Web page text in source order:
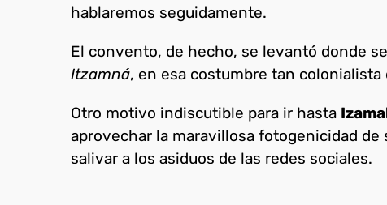
hablaremos seguidamente.
El convento, de hecho, se levantó donde
Itzamná, en esa costumbre tan
Otro motivo indiscutible para ir hasta
aprovechar la maravillosa fotogenicidad de
salivar a los asiduos de las redes sociales.